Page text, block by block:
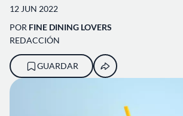
12 JUN 2022
POR FINE DINING LOVERS
REDACCIÓN
GUARDAR